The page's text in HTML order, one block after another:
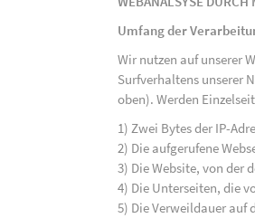
Umfang der
Wir nutzen auf unserer
Surfverhaltens unserer
oben). Werden
1) Zwei Bytes der IP-
2) Die aufgerufene
3) Die Website, von der
4) Die Unterseiten, die
5) Die Verweildauer auf